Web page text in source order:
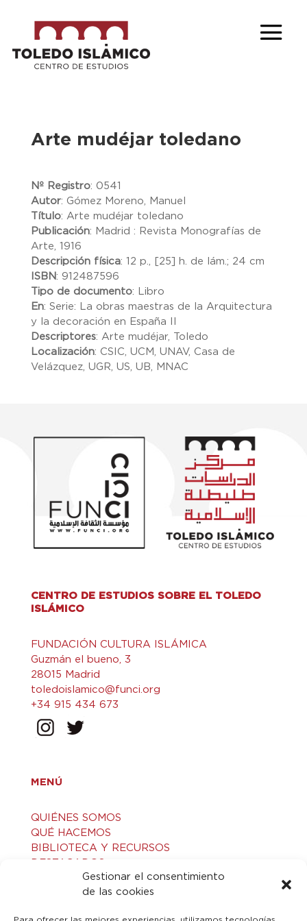
Gestionar el consentimiento
de las cookies
Arte mudéjar toledano
Nº Registro: 0541
Autor: Gómez Moreno, Manuel
Título: Arte mudéjar toledano
Publicación: Madrid : Revista Monografías de
Arte, 1916
Descripción física: 12 p., [25] h. de lám.; 24 cm
ISBN: 912487596
Tipo de documento: Libro
En: Serie: La obras maestras de la Arquitectura
y la decoración en España II
Descriptores: Arte mudéjar, Toledo
Localización: CSIC, UCM, UNAV, Casa de
Velázquez, UGR, US, UB, MNAC
CENTRO DE ESTUDIOS SOBRE EL TOLEDO
ISLÁMICO
FUNDACIÓN CULTURA ISLÁMICA
Guzmán el bueno, 3
28015 Madrid
toledoislamico@funci.org
+34 915 434 673
MENÚ
QUIÉNES SOMOS
QUÉ HACEMOS
BIBLIOTECA Y RECURSOS
DESTACADOS
ACTIVIDADES
VISITAS GUIADAS